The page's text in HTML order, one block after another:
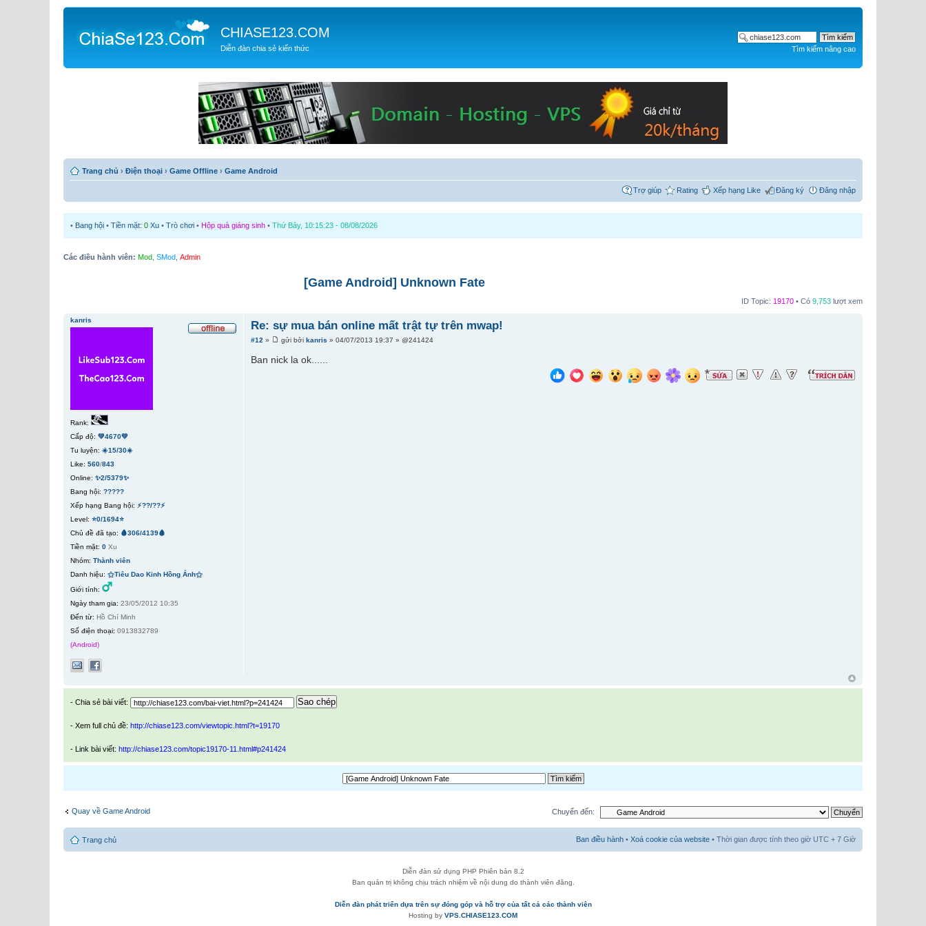
CHIASE123.COM
Diễn đàn chia sẻ kiến thức Tìm kiếm nâng cao
Trang chủ › Điện thoại › Game Offline › Game Android
Trợ giúp Rating Xếp hạng Like Đăng ký Đăng nhập
• Bang hội • Tiền mặt: 0 Xu • Trò chơi • Hộp quà giáng sinh • Thứ Bảy, 10:15:23 - 08/08/2026
Các điều hành viên: Mod SMod Admin
[Game Android] Unknown Fate
ID Topic: 19170 • Có 9,753 lượt xem
Re: sự mua bán online mất trật tự trên mwap!
#12 » gửi bởikanris » 04/07/2013 19:37 » @241424
Ban nick la ok......
kanris
Rank:
Cấp độ: 💚4670💚
Tu luyện: ☀️15/30☀️
Like: 560/843
Online: ✨2/5379✨
Bang hội: ?????
Xếp hạng Bang hội: ⚡??/??⚡
Level: ⭐0/1694⭐
Chủ đề đã tạo: 🩸306/4139🩸
Tiền mặt: 0 Xu
Nhóm: Thành viên
Danh hiệu: ⚝Tiêu Dao Kinh Hồng Ảnh⚝
Giới tính:
Ngày tham gia: 23/05/2012 10:35
Đến từ: Hồ Chí Minh
Số điện thoại: 0913832789
(Android)
- Chia sẻ bài viết: Sao chép
- Xem full chủ đề: http://chiase123.com/viewtopic.html?t=19170
- Link bài viết: http://chiase123.com/topic19170-11.html#p241424
Quay về Game Android Chuyển đến:
Trang chủ Ban điều hành • Xoá cookie của website • Thời gian được tính theo giờ UTC + 7 Giờ
Diễn đàn sử dụng PHP Phiên bản 8.2
Ban quản trị không chịu trách nhiệm về nội dung do thành viên đăng.
Diễn đàn phát triển dựa trên sự đóng góp và hỗ trợ của tất cả các thành viên
Hosting by VPS.CHIASE123.COM